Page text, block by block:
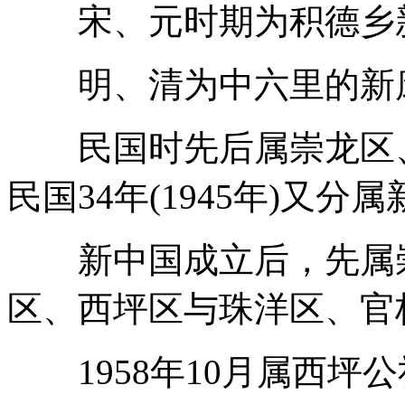
宋、元时期为积德乡
明、清为中六里的新
民国时先后属崇龙区
民国34年(1945年)又分
新中国成立后，先属
区、西坪区与珠洋区、
1958年10月属西坪公